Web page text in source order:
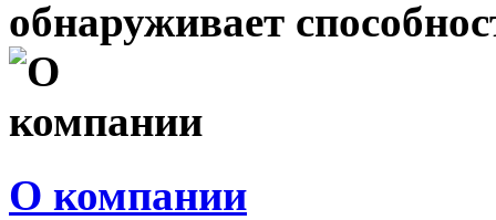
обнаруживает
О компании